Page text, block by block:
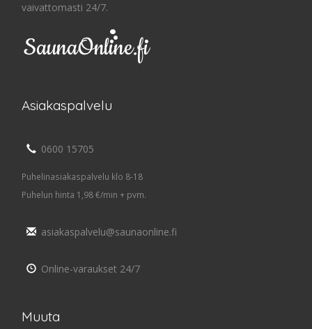
vaivattomasti 24/7.
Asiakaspalvelu
0600 15705
Puhelinasiakaspalvelu klo 8-18
Puhelun hinta 1,98 €/min + pvm.
asiakaspalvelu@saunaonline.fi
Online-varaukset 24/7
Muuta